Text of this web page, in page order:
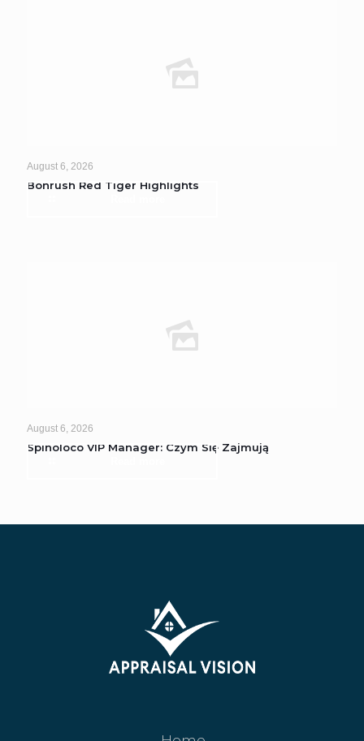
August 6, 2026
Bonrush Red Tiger Highlights
August 6, 2026
Spinoloco VIP Manager: Czym Się Zajmują